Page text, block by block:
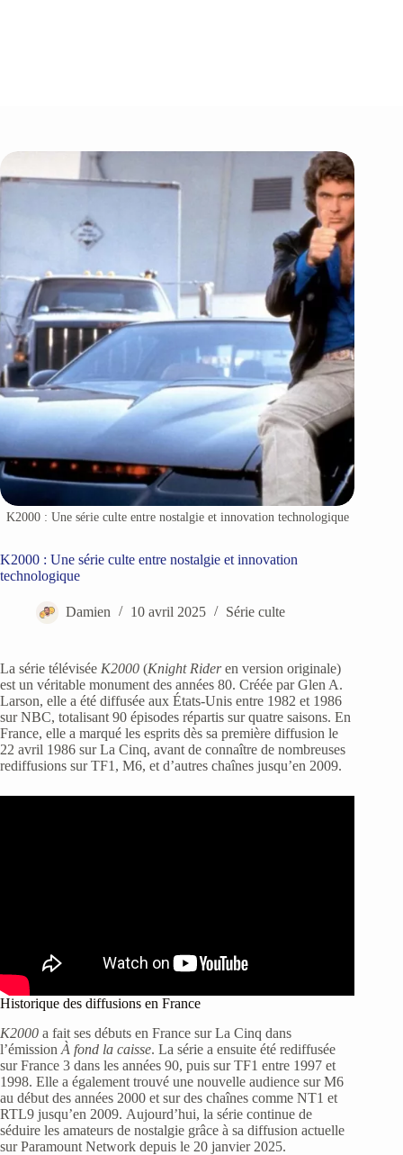
K2000 : Une série culte entre nostalgie et innovation technologique
K2000 : Une série culte entre nostalgie et innovation
technologique
Damien 10 avril 2025 Série culte
La série télévisée K2000 (Knight Rideren version originale)
est un véritable monument des années 80. Créée par Glen A.
Larson, elle a été diffusée aux États-Unis entre 1982 et 1986
sur NBC, totalisant 90 épisodes répartis sur quatre saisons. En
France, elle a marqué les esprits dès sa première diffusion le
22 avril 1986 sur La Cinq, avant de connaître de nombreuses
rediffusions sur TF1, M6, et d’autres chaînes jusqu’en 2009.
Historique des diffusions en France
K2000 a fait ses débuts en France sur La Cinq dans
l’émission À fond la caisse. La série a ensuite été rediffusée
sur France 3 dans les années 90, puis sur TF1 entre 1997 et
1998. Elle a également trouvé une nouvelle audience sur M6
au début des années 2000 et sur des chaînes comme NT1 et
RTL9 jusqu’en 2009. Aujourd’hui, la série continue de
séduire les amateurs de nostalgie grâce à sa diffusion actuelle
sur Paramount Network depuis le 20 janvier 2025.